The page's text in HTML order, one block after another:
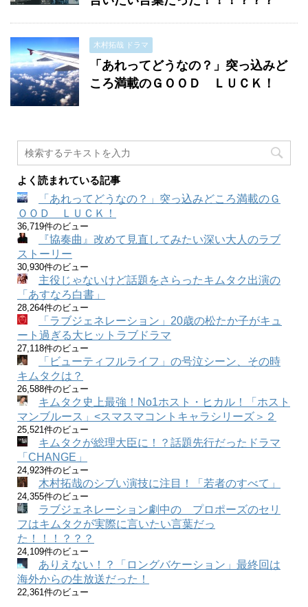
木村拓哉 ドラマ
「あれってどうなの？」突っ込みど
ころ満載のＧＯＯＤ ＬＵＣＫ！
よく読まれている記事
「あれってどうなの？」突っ込みどころ満載のＧ
ＯＯＤ ＬＵＣＫ！
36,719件のビュー
『協奏曲』改めて見直してみたい深い大人のラブ
ストーリー
30,930件のビュー
主役じゃないけど話題をさらったキムタク出演の
「あすなろ白書」
28,264件のビュー
「ラブジェネレーション」20歳の松たか子がキュ
ート過ぎる大ヒットラブドラマ
27,118件のビュー
「ビューティフルライフ」の号泣シーン、その時
キムタクは？
26,588件のビュー
キムタク史上最強！No1ホスト・ヒカル！「ホスト
マンブルース」<スマスマコントキャラシリーズ＞２
25,521件のビュー
キムタクが総理大臣に！？話題先行だったドラマ
「CHANGE」
24,923件のビュー
木村拓哉のシブい演技に注目！「若者のすべて」
24,355件のビュー
ラブジェネレーション劇中の プロポーズのセリ
フはキムタクが実際に言いたい言葉だっ
た！！！？？？
24,109件のビュー
ありえない！？「ロングバケーション」最終回は
海外からの生放送だった！
22,361件のビュー